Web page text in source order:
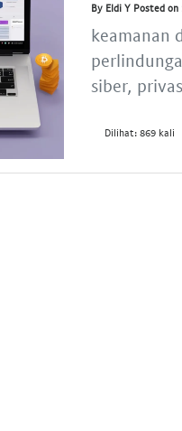
By Eldi Y Posted on
keamanan
siber,
Dilihat: 869 kali